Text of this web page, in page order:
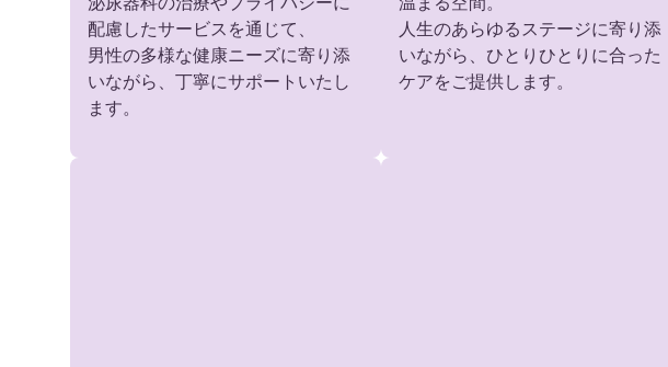
配慮したサービスを通じて、
男性の多様な健康ニーズに寄り添
いながら、丁寧にサポートいたし
ます。
人生のあらゆるステージに寄り添
いながら、ひとりひとりに合った
ケアをご提供します。